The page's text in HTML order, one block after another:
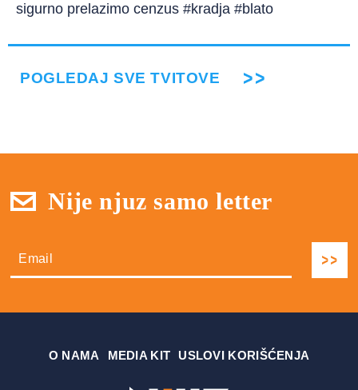
sigurno prelazimo cenzus #kradja #blato
POGLEDAJ SVE TVITOVE
Nije njuz samo letter
О NAMA MEDIA KIT USLOVI KORIŠĆENJA